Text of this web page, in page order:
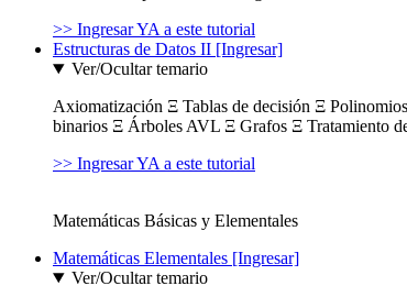
>> Ingresar YA a este tutorial
Estructuras de Datos II [Ingresar]
Ver/Ocultar temario
Axiomatización Ξ Tablas de decisión Ξ
binarios Ξ Árboles AVL Ξ Grafos Ξ Tratamiento
>> Ingresar YA a este tutorial
Matemáticas Básicas y Elementales
Matemáticas Elementales [Ingresar]
Ver/Ocultar temario